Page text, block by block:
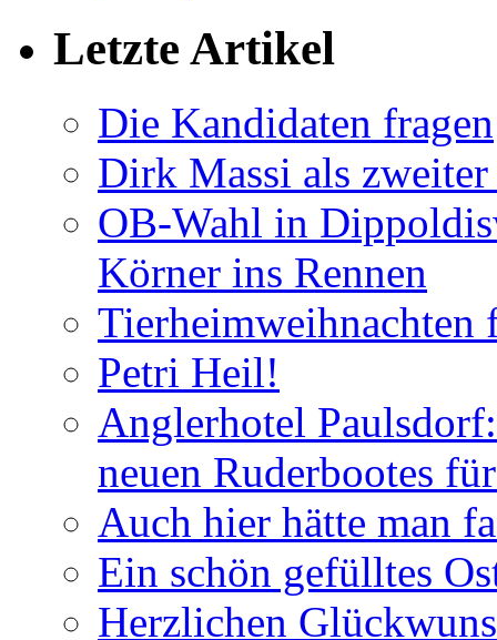
Letzte Artikel
Die Kandidaten fragen
Dirk Massi als
OB-Wahl in
Körner ins Rennen
Tierheimweihnachten
Petri Heil!
Anglerhotel
neuen Ruderbootes
Auch hier hätte man
Ein schön gefülltes
Herzlichen